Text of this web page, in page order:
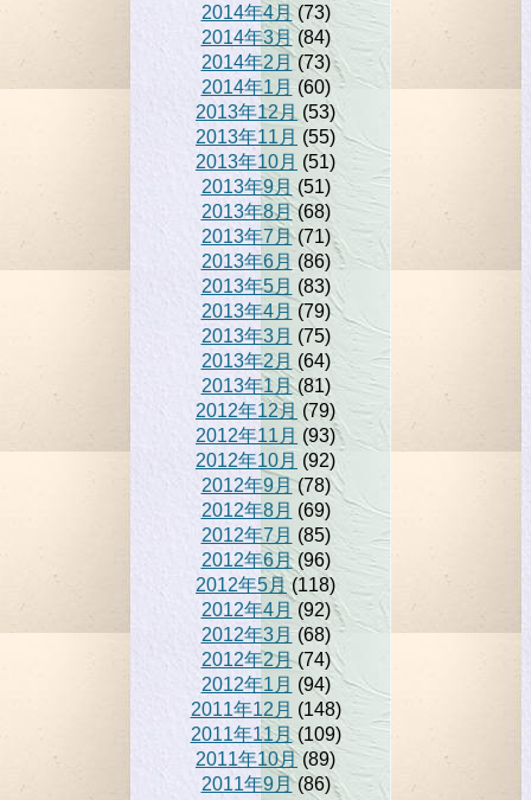
2014年4月(73)
2014年3月(84)
2014年2月(73)
2014年1月(60)
2013年12月 (53)
2013年11月 (55)
2013年10月 (51)
2013年9月 (51)
2013年8月(68)
2013年7月(71)
2013年6月 (86)
2013年5月 (83)
2013年4月 (79)
2013年3月 (75)
2013年2月 (64)
2013年1月(81)
2012年12月 (79)
2012年11月 (93)
2012年10月 (92)
2012年9月(78)
2012年8月 (69)
2012年7月 (85)
2012年6月(96)
2012年5月(118)
2012年4月 (92)
2012年3月(68)
2012年2月(74)
2012年1月 (94)
2011年12月 (148)
2011年11月(109)
2011年10月(89)
2011年9月(86)